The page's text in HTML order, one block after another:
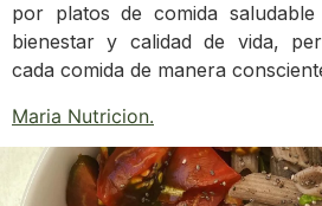
por platos de comida
bienestar y calidad de vida,
cada comida de manera
Maria Nutricion.